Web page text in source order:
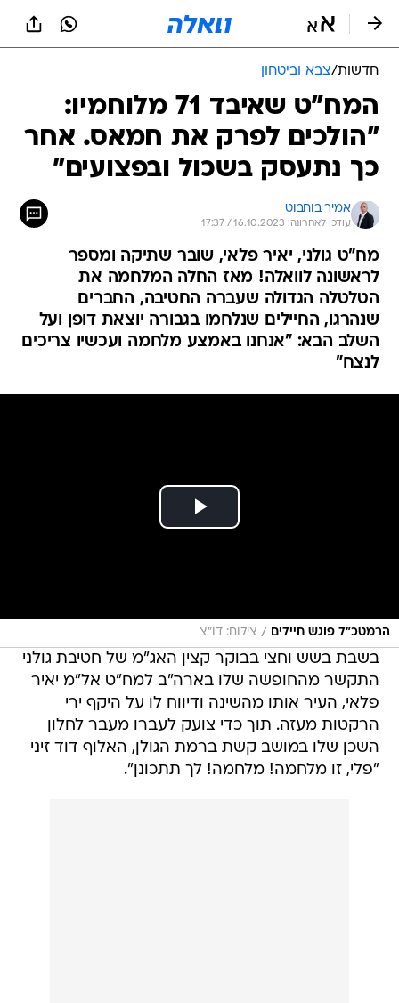
חדשות/צבא וביטחון
המח"ט שאיבד 71 מלוחמיו:
"הולכים לפרק את חמאס. אחר
כך נתעסק בשכול ובפצועים"
אמיר בוחבוט
עודכן לאחרונה: 16.10.2023 / 17:37
מח"ט גולני, יאיר פלאי, שובר שתיקה ומספר
לראשונה לוואלה! מאז החלה המלחמה את
הטלטלה הגדולה שעברה החטיבה, החברים
שנהרגו, החיילים שנלחמו בגבורה יוצאת דופן ועל
השלב הבא: "אנחנו באמצע מלחמה ועכשיו צריכים
לנצח"
הרמטכ"ל פוגש חיילים / צילום: דו"צ
בשבת בשש וחצי בבוקר קצין האג"מ של חטיבת גולני
התקשר מהחופשה שלו בארה"ב למח"ט אל"מ יאיר
פלאי, העיר אותו מהשינה ודיווח לו על היקף ירי
הרקטות מעזה. תוך כדי צועק לעברו מעבר לחלון
השכן שלו במושב קשת ברמת הגולן, האלוף דוד זיני
"פלי, זו מלחמה! מלחמה! לך תתכונן".